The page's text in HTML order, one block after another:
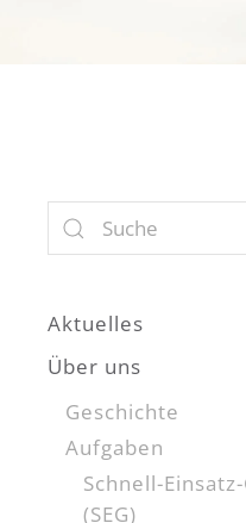
Aktuelles
Über uns
Geschichte
Aufgaben
Schnell-
(SEG)